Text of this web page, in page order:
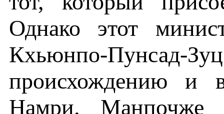
Однако этот
Кхьюнпо-
происхождению и
Намри. Манпочже